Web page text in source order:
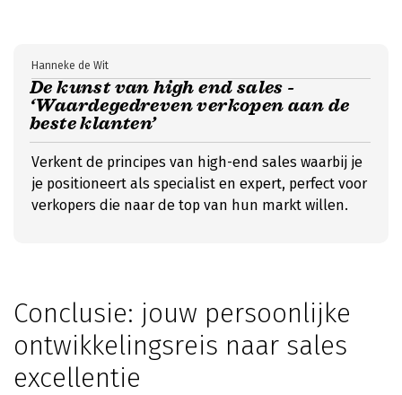
De kunst van high end sales -
‘Waardegedreven verkopen aan de
beste klanten’
Hanneke de Wit
Verkent de principes van high-end sales waarbij je
je positioneert als specialist en expert, perfect voor
verkopers die naar de top van hun markt willen.
Conclusie: jouw persoonlijke
ontwikkelingsreis naar sales
excellentie